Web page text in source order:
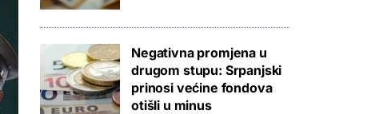
Negativna promjena u
drugom stupu: Srpanjski
prinosi većine fondova
otišli u minus